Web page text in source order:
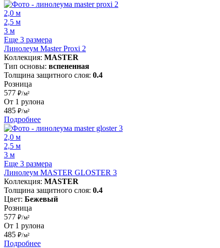
2,0 м
2,5 м
3 м
Еще 3 размера
Линолеум Master Proxi 2
Коллекция: MASTER
Тип основы: вспененная
Толщина защитного слоя: 0.4
Розница
577 ₽/м²
От 1 рулона
485 ₽/м²
Подробнее
2,0 м
2,5 м
3 м
Еще 3 размера
Линолеум MASTER GLOSTER 3
Коллекция: MASTER
Толщина защитного слоя: 0.4
Цвет: Бежевый
Розница
577 ₽/м²
От 1 рулона
485 ₽/м²
Подробнее